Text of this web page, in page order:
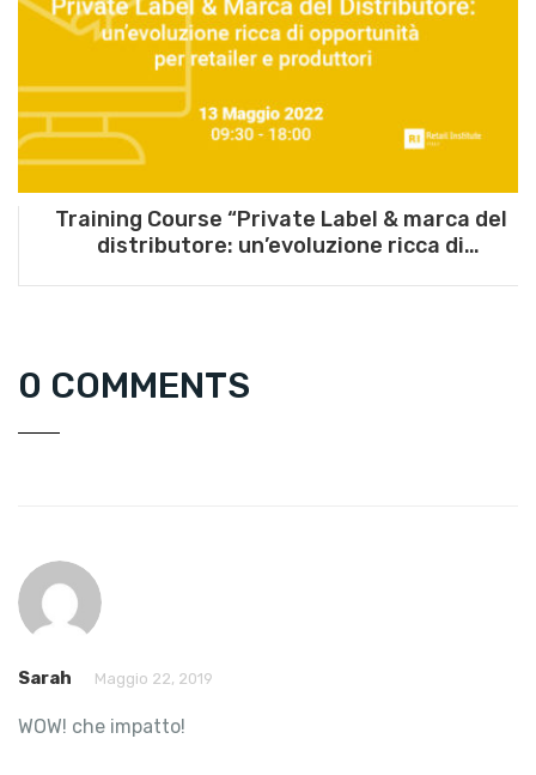
Training Course “Private Label & marca del
distributore: un’evoluzione ricca di
0 COMMENTS
Sarah Maggio 22, 2019
WOW! che impatto!